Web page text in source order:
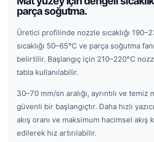
parça soğutma.
Üretici profilinde nozzle sıcaklığı
sıcaklığı 50–65°C ve parça soğutma
belirtilir. Başlangıç için 210–220°C
tabla kullanılabilir.
30–70 mm/sn aralığı, ayrıntılı ve temiz
güvenli bir başlangıçtır. Daha hızlı
akış oranı ve maksimum hacimsel akış
edilerek hız artırılabilir.